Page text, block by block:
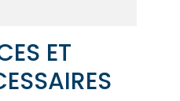
ET